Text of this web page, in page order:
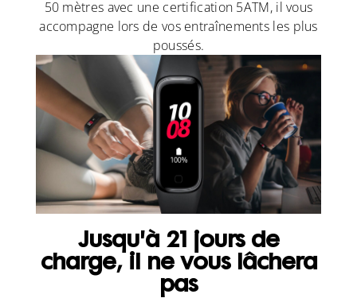
50 mètres avec une certification 5ATM, il vous
accompagne lors de vos entraînements les plus
poussés.
Jusqu'à 21 jours de
charge, il ne vous lâchera
pas